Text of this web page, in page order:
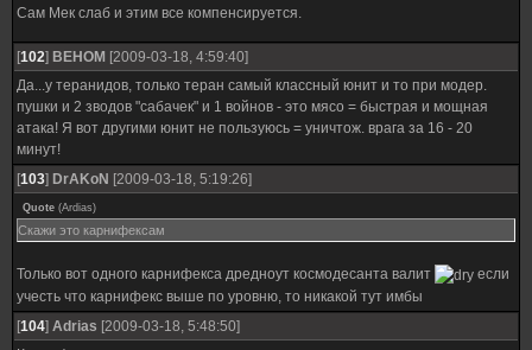
Сам Мек слаб и этим все компенсируется.
[102] ВЕНОМ [2009-03-18, 4:59:40]
Да...у теранидов, только теран самый классный юнит и то при модер.
пушки и 2 зводов "сабачек" и 1 войнов - это мясо = быстрая и мощная
атака! Я вот другими юнит не пользуюсь = уничтож. врага за 16 - 20
минут!
[103] DrAKoN [2009-03-18, 5:19:26]
Quote (Ardias)
Скажи это карнифексам
Только вот одного карнифекса дредноут космодесанта валит
если
учесть что карнифекс выше по уровню, то никакой тут имбы
[104] Adrias [2009-03-18, 5:48:50]